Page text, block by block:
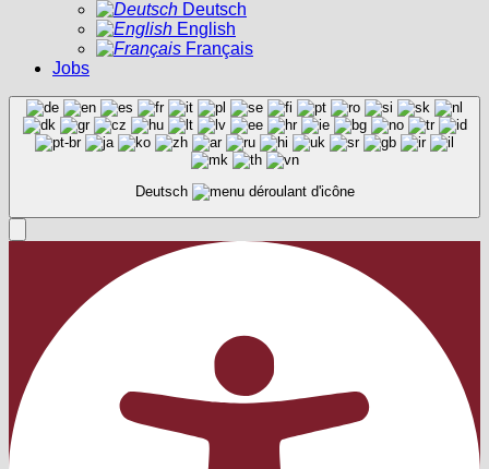
Deutsch
English
Français
Jobs
Deutsch